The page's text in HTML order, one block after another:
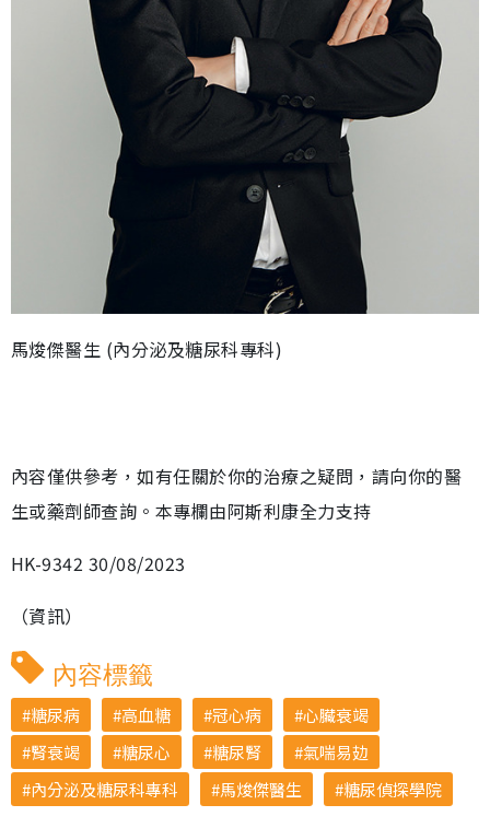
馬焌傑醫生 (內分泌及糖尿科專科)
內容僅供參考，如有任關於你的治療之疑問，請向你的醫
生或藥劑師查詢。本專欄由阿斯利康全力支持
HK-9342 30/08/2023
（資訊）
內容標籤
糖尿病 高血糖 冠心病
心臟衰竭
腎衰竭
糖尿心 糖尿腎
氣喘易攰
內分泌及糖尿科專科
馬焌傑醫生 糖尿偵探學院